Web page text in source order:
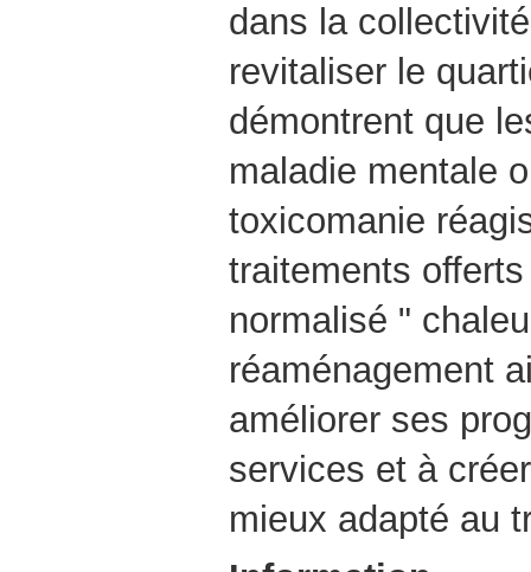
dans la
revitaliser le
démontrent que
maladie mentale
toxicomanie
traitements
normalisé "
réaménagement
améliorer ses
services et à
mieux adapté au